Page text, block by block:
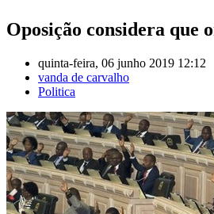
Oposição considera que
quinta-feira, 06 junho 2019 12:12
vanda de carvalho
Politica